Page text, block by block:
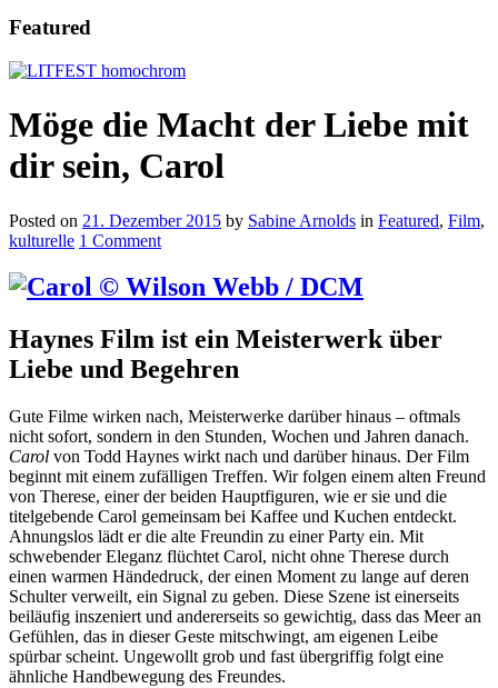
Featured
Möge die Macht der Liebe mit
dir sein, Carol
Posted on 21. Dezember 2015 by Sabine Arnolds in Featured, Film,
kulturelle 1 Comment
Haynes Film ist ein Meisterwerk über
Liebe und Begehren
Gute Filme wirken nach, Meisterwerke darüber hinaus – oftmals
nicht sofort, sondern in den Stunden, Wochen und Jahren danach.
Carol von Todd Haynes wirkt nach und darüber hinaus. Der Film
beginnt mit einem zufälligen Treffen. Wir folgen einem alten Freund
von Therese, einer der beiden Hauptfiguren, wie er sie und die
titelgebende Carol gemeinsam bei Kaffee und Kuchen entdeckt.
Ahnungslos lädt er die alte Freundin zu einer Party ein. Mit
schwebender Eleganz flüchtet Carol, nicht ohne Therese durch
einen warmen Händedruck, der einen Moment zu lange auf deren
Schulter verweilt, ein Signal zu geben. Diese Szene ist einerseits
beiläufig inszeniert und andererseits so gewichtig, dass das Meer an
Gefühlen, das in dieser Geste mitschwingt, am eigenen Leibe
spürbar scheint. Ungewollt grob und fast übergriffig folgt eine
ähnliche Handbewegung des Freundes.